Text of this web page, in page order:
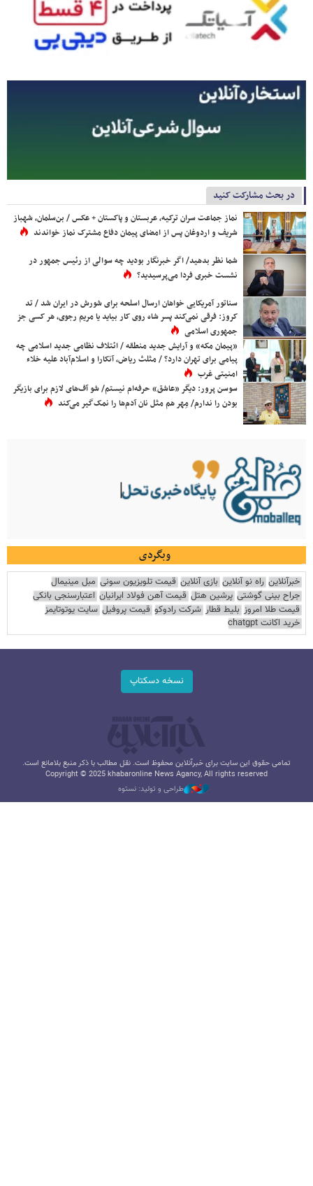
در بحث مشارکت کنید
نماز جماعت سران ترکیه، عربستان و پاکستان + عکس / بن‌سلمان، شهباز
شریف و اردوغان پس از امضای پیمان دفاع مشترک نماز خواندند
شما نظر بدهید/ اگر خبرنگار بودید چه سوالی از رئیس جمهور در
نشست خبری فردا می‌پرسیدید؟
سناتور آمریکایی خواهان ارسال اسلحه برای شورش در ایران شد / تد
کروز: فرقی نمی‌کند پسر شاه روی کار بیاید یا مریم رجوی، هر کسی جز
جمهوری اسلامی
«پیمان مکه» و آرایش جدید منطقه / ائتلاف نظامی جدید اسلامی چه
پیامی برای تهران دارد؟ / مثلث ریاض، آنکارا و اسلام‌آباد علیه خلاء
امنیتی غرب
سوسن پرور: دیگر «عاشق» حرفه‌ام نیستم/ شو آف‌های لازم برای بازیگر
بودن را ندارم/ مِهر هم مثل نان آدم‌ها را نمک‌گیر می‌کند
وبگردی
خبرآنلاین راه نو آنلاین بازی آنلاین قیمت تلویزیون سونی مبل مینیمال
جراح بینی گوشتی پرشین هتل قیمت آهن فولاد ایرانیان اعتبارسنجی بانکی
قیمت طلا امروز بلیط قطار شرکت رادوکو قیمت پروفیل سایت یوتوتایمز
خرید اکانت chatgpt
نسخه دسکتاپ
تمامی حقوق این سایت برای خبرآنلاین محفوظ است. نقل مطالب با ذکر منبع بلامانع است.
Copyright © 2025 khabaronline News Agancy, All rights reserved
طراحی و تولید: نستوه